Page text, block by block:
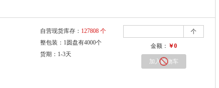
自营现货库存： 127808 个
整包装：1圆盘有4000个
货期：1-3天
个
金额： ￥0
加入购物车